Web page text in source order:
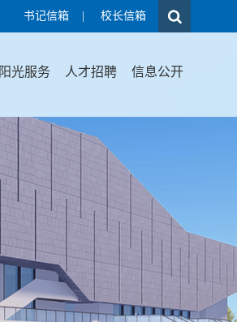
书记信箱 校长信箱
阳光服务 人才招聘 信息公开